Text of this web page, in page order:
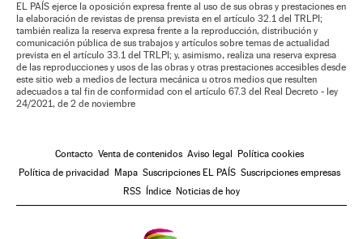
EL PAÍS ejerce la oposición expresa frente al uso de sus obras y prestaciones en
la elaboración de revistas de prensa prevista en el artículo 32.1 del TRLPI;
también realiza la reserva expresa frente a la reproducción, distribución y
comunicación pública de sus trabajos y artículos sobre temas de actualidad
prevista en el artículo 33.1 del TRLPI; y, asimismo, realiza una reserva expresa
de las reproducciones y usos de las obras y otras prestaciones accesibles desde
este sitio web a medios de lectura mecánica u otros medios que resulten
adecuados a tal fin de conformidad con el artículo 67.3 del Real Decreto - ley
24/2021, de 2 de noviembre
Contacto Venta de contenidos Aviso legal
Política cookies
Política de privacidad
Mapa Suscripciones EL PAÍS Suscripciones empresas
RSS
Índice Noticias de hoy